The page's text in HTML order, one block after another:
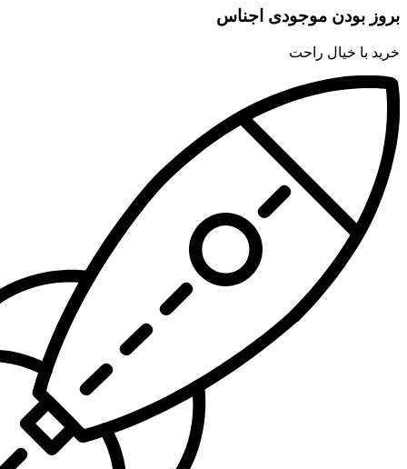
بروز بودن موجودی اجناس
خرید با خیال راحت